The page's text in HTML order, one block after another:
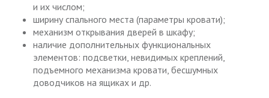
и их числом;
ширину спального места (параметры кровати);
механизм открывания дверей в шкафу;
наличие дополнительных функциональных
элементов: подсветки, невидимых креплений,
подъемного механизма кровати, бесшумных
доводчиков на ящиках и др.